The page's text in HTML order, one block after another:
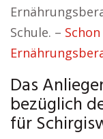
Schule. –
Das
bezüglich
für